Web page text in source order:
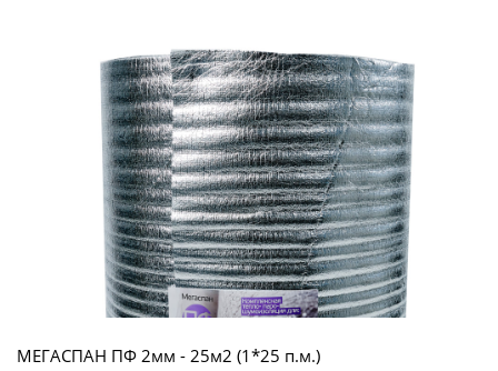
МЕГАСПАН ПФ 2мм - 25м2 (1*25 п.м.)